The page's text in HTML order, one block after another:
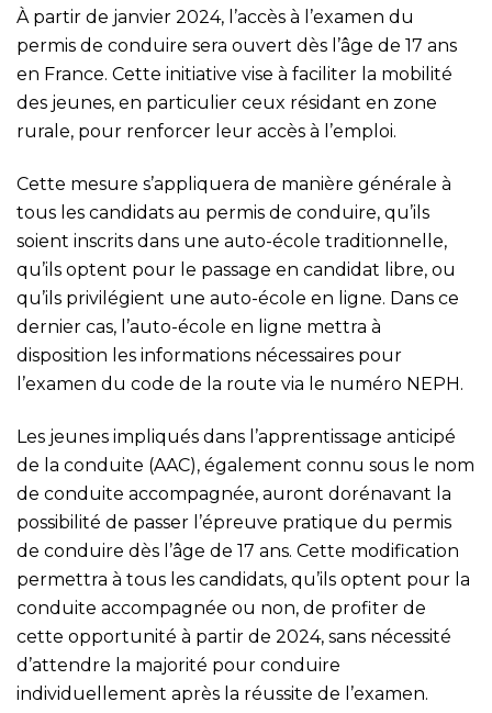
À partir de janvier 2024, l’accès à l’examen du
permis de conduire sera ouvert dès l’âge de 17 ans
en France. Cette initiative vise à faciliter la mobilité
des jeunes, en particulier ceux résidant en zone
rurale, pour renforcer leur accès à l’emploi.
Cette mesure s’appliquera de manière générale à
tous les candidats au permis de conduire, qu’ils
soient inscrits dans une auto-école traditionnelle,
qu’ils optent pour le passage en candidat libre, ou
qu’ils privilégient une auto-école en ligne. Dans ce
dernier cas, l’auto-école en ligne mettra à
disposition les informations nécessaires pour
l’examen du code de la route via le numéro NEPH.
Les jeunes impliqués dans l’apprentissage anticipé
de la conduite (AAC), également connu sous le nom
de conduite accompagnée, auront dorénavant la
possibilité de passer l’épreuve pratique du permis
de conduire dès l’âge de 17 ans. Cette modification
permettra à tous les candidats, qu’ils optent pour la
conduite accompagnée ou non, de profiter de
cette opportunité à partir de 2024, sans nécessité
d’attendre la majorité pour conduire
individuellement après la réussite de l’examen.